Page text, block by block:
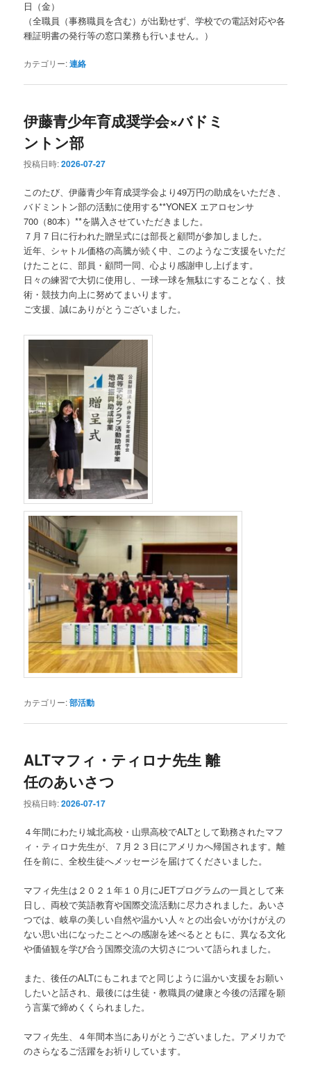
日（金）
（全職員（事務職員を含む）が出勤せず、学校での電話対応や各
種証明書の発行等の窓口業務も行いません。）
カテゴリー:連絡
伊藤青少年育成奨学会×バドミ
ントン部
投稿日時:2026-07-27
このたび、伊藤青少年育成奨学会より49万円の助成をいただき、
バドミントン部の活動に使用する**YONEX エアロセンサ
700（80本）**を購入させていただきました。
７月７日に行われた贈呈式には部長と顧問が参加しました。
近年、シャトル価格の高騰が続く中、このようなご支援をいただ
けたことに、部員・顧問一同、心より感謝申し上げます。
日々の練習で大切に使用し、一球一球を無駄にすることなく、技
術・競技力向上に努めてまいります。
ご支援、誠にありがとうございました。
カテゴリー:部活動
ALTマフィ・ティロナ先生 離
任のあいさつ
投稿日時:2026-07-17
４年間にわたり城北高校・山県高校でALTとして勤務されたマフ
ィ・ティロナ先生が、７月２３日にアメリカへ帰国されます。離
任を前に、全校生徒へメッセージを届けてくださいました。
マフィ先生は２０２１年１０月にJETプログラムの一員として来
日し、両校で英語教育や国際交流活動に尽力されました。あいさ
つでは、岐阜の美しい自然や温かい人々との出会いがかけがえの
ない思い出になったことへの感謝を述べるとともに、異なる文化
や価値観を学び合う国際交流の大切さについて語られました。
また、後任のALTにもこれまでと同じように温かい支援をお願い
したいと話され、最後には生徒・教職員の健康と今後の活躍を願
う言葉で締めくくられました。
マフィ先生、４年間本当にありがとうございました。アメリカで
のさらなるご活躍をお祈りしています。